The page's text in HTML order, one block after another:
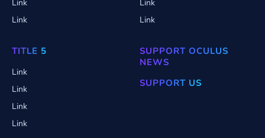
Link
Link
Link
Link
TITLE 5
Link
Link
Link
Link
SUPPORT OCULUS
NEWS
SUPPORT US